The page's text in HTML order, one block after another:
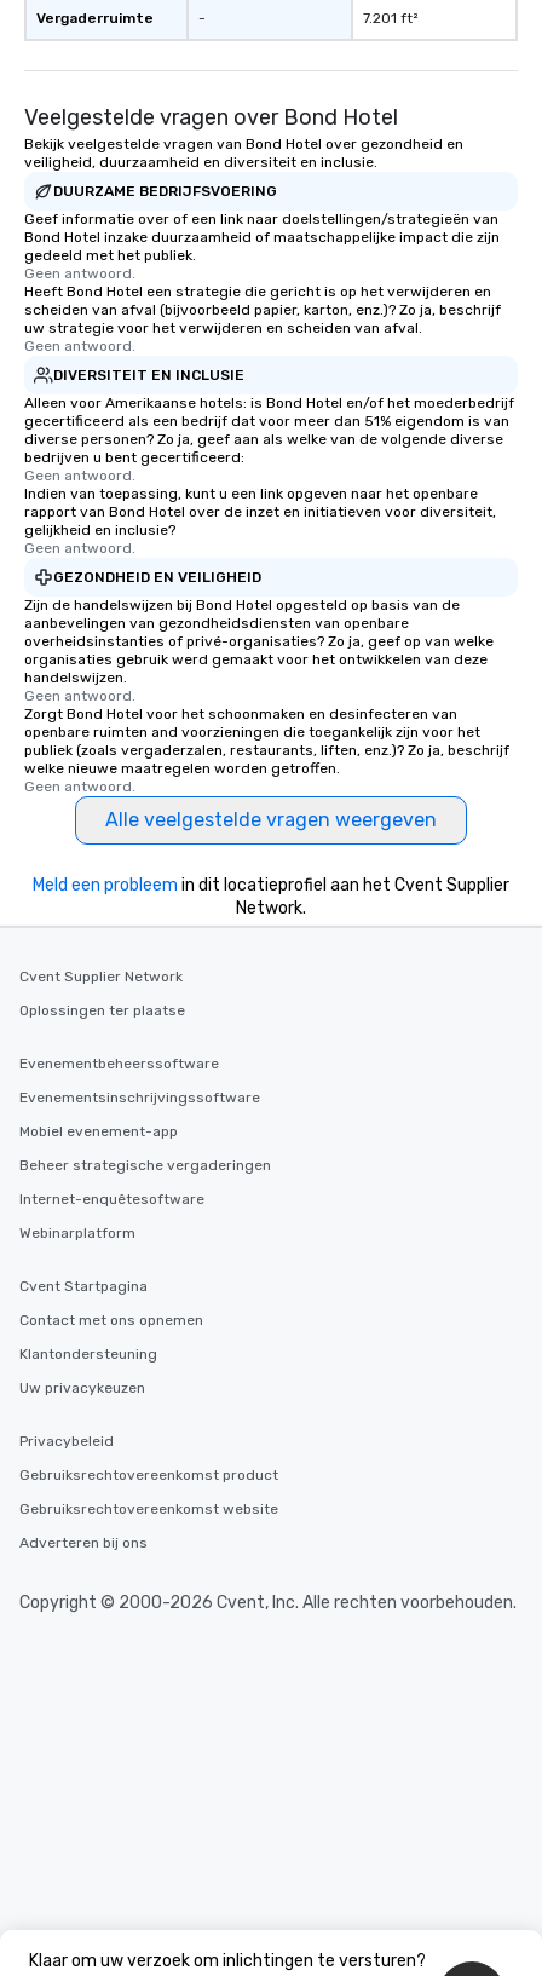
Vergaderruimte - 7.201 ft²
Veelgestelde vragen over Bond Hotel
Bekijk veelgestelde vragen van Bond Hotel over gezondheid en
veiligheid, duurzaamheid en diversiteit en inclusie.
DUURZAME BEDRIJFSVOERING
Geef informatie over of een link naar doelstellingen/strategieën van
Bond Hotel inzake duurzaamheid of maatschappelijke impact die zijn
gedeeld met het publiek.
Geen antwoord.
Heeft Bond Hotel een strategie die gericht is op het verwijderen en
scheiden van afval (bijvoorbeeld papier, karton, enz.)? Zo ja, beschrijf
uw strategie voor het verwijderen en scheiden van afval.
Geen antwoord.
DIVERSITEIT EN INCLUSIE
Alleen voor Amerikaanse hotels: is Bond Hotel en/of het moederbedrijf
gecertificeerd als een bedrijf dat voor meer dan 51% eigendom is van
diverse personen? Zo ja, geef aan als welke van de volgende diverse
bedrijven u bent gecertificeerd:
Geen antwoord.
Indien van toepassing, kunt u een link opgeven naar het openbare
rapport van Bond Hotel over de inzet en initiatieven voor diversiteit,
gelijkheid en inclusie?
Geen antwoord.
GEZONDHEID EN VEILIGHEID
Zijn de handelswijzen bij Bond Hotel opgesteld op basis van de
aanbevelingen van gezondheidsdiensten van openbare
overheidsinstanties of privé-organisaties? Zo ja, geef op van welke
organisaties gebruik werd gemaakt voor het ontwikkelen van deze
handelswijzen.
Geen antwoord.
Zorgt Bond Hotel voor het schoonmaken en desinfecteren van
openbare ruimten and voorzieningen die toegankelijk zijn voor het
publiek (zoals vergaderzalen, restaurants, liften, enz.)? Zo ja, beschrijf
welke nieuwe maatregelen worden getroffen.
Geen antwoord.
Alle veelgestelde vragen weergeven
Klaar om uw verzoek om inlichtingen te versturen?
Meld een probleem in dit locatieprofiel aan het Cvent Supplier
Network.
Cvent Supplier Network
Oplossingen ter plaatse
Evenementbeheerssoftware
Evenementsinschrijvingssoftware
Mobiel evenement-app
Beheer strategische vergaderingen
Internet-enquêtesoftware
Webinarplatform
Cvent Startpagina
Contact met ons opnemen
Klantondersteuning
Uw privacykeuzen
Privacybeleid
Gebruiksrechtovereenkomst product
Gebruiksrechtovereenkomst website
Adverteren bij ons
Copyright © 2000-2026 Cvent, Inc. Alle rechten voorbehouden.